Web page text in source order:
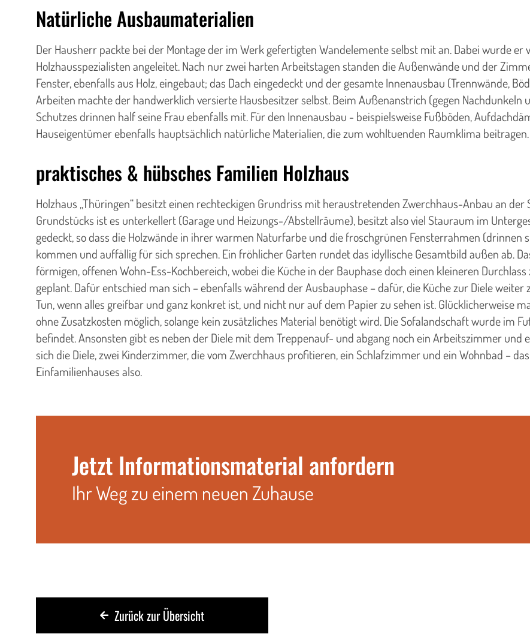
Natürliche Ausbaumaterialien
Der Hausherr packte bei der Montage der im Werk gefertigten Wandelemente selbst mit an. Dabei wurde
Holzhausspezialisten angeleitet. Nach nur zwei harten Arbeitstagen standen die Außenwände und der
Fenster, ebenfalls aus Holz, eingebaut; das Dach eingedeckt und der gesamte Innenausbau (Trennwände,
Arbeiten machte der handwerklich versierte Hausbesitzer selbst. Beim Außenanstrich (gegen Nachdunkeln
Schutzes drinnen half seine Frau ebenfalls mit. Für den Innenausbau - beispielsweise Fußböden,
Hauseigentümer ebenfalls hauptsächlich natürliche Materialien, die zum wohltuenden Raumklima beitragen.
praktisches & hübsches Familien Holzhaus
Holzhaus „Thüringen“ besitzt einen rechteckigen Grundriss mit heraustretenden Zwerchhaus-Anbau an der
Grundstücks ist es unterkellert (Garage und Heizungs-/Abstellräume), besitzt also viel Stauraum im
gedeckt, so dass die Holzwände in ihrer warmen Naturfarbe und die froschgrünen Fensterrahmen (drinnen
kommen und auffällig für sich sprechen. Ein fröhlicher Garten rundet das idyllische Gesamtbild außen ab.
förmigen, offenen Wohn-Ess-Kochbereich, wobei die Küche in der Bauphase doch einen kleineren
geplant. Dafür entschied man sich – ebenfalls während der Ausbauphase – dafür, die Küche zur Diele
Tun, wenn alles greifbar und ganz konkret ist, und nicht nur auf dem Papier zu sehen ist. Glücklicherweise
ohne Zusatzkosten möglich, solange kein zusätzliches Material benötigt wird. Die Sofalandschaft wurde im
befindet. Ansonsten gibt es neben der Diele mit dem Treppenauf- und abgang noch ein Arbeitszimmer und
sich die Diele, zwei Kinderzimmer, die vom Zwerchhaus profitieren, ein Schlafzimmer und ein Wohnbad –
Einfamilienhauses also.
Jetzt Informationsmaterial anfordern
Ihr Weg zu einem neuen Zuhause
Zurück zur Übersicht